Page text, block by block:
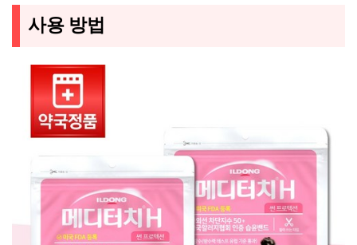
사용 방법